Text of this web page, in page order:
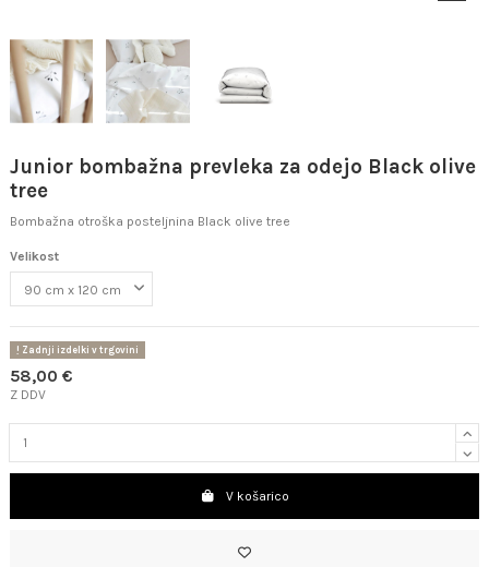
Junior bombažna prevleka za odejo Black olive
tree
Bombažna otroška posteljnina Black olive tree
Velikost
Zadnji izdelki v trgovini
58,00 €
Z DDV
V košarico